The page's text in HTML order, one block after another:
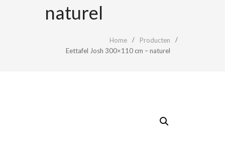
naturel
Home
Producten
Eettafel Josh 300×110 cm – naturel